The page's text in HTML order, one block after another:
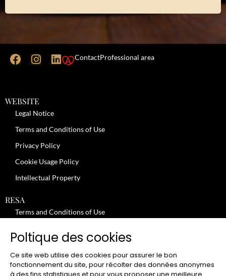
ContactProfessional area
WEBSITE
Legal Notice
Terms and Conditions of Use
Privacy Policy
Cookie Usage Policy
Intellectual Property
RESA
Terms and Conditions of Use
Review moderation policy
General Terms and Conditions for the Provision of Services
Poltique des cookies
Ce site web utilise des cookies pour assurer le bon
fonctionnement du site, pour récolter des données anonymes
à des fins statistiques et pour vous proposer une meilleure